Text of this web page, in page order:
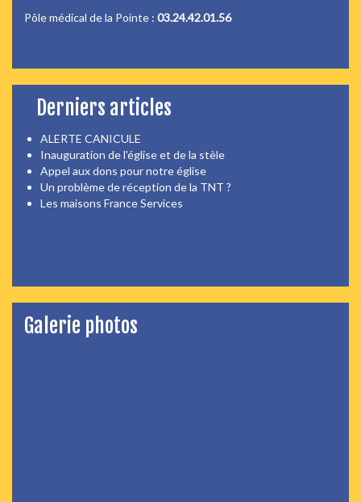
Pôle médical de la Pointe : 03.24.42.01.56
Derniers articles
ALERTE CANICULE
Inauguration de l'église et de la stèle
Appel aux dons pour notre église
Un problème de réception de la TNT ?
Les maisons France Services
Galerie photos